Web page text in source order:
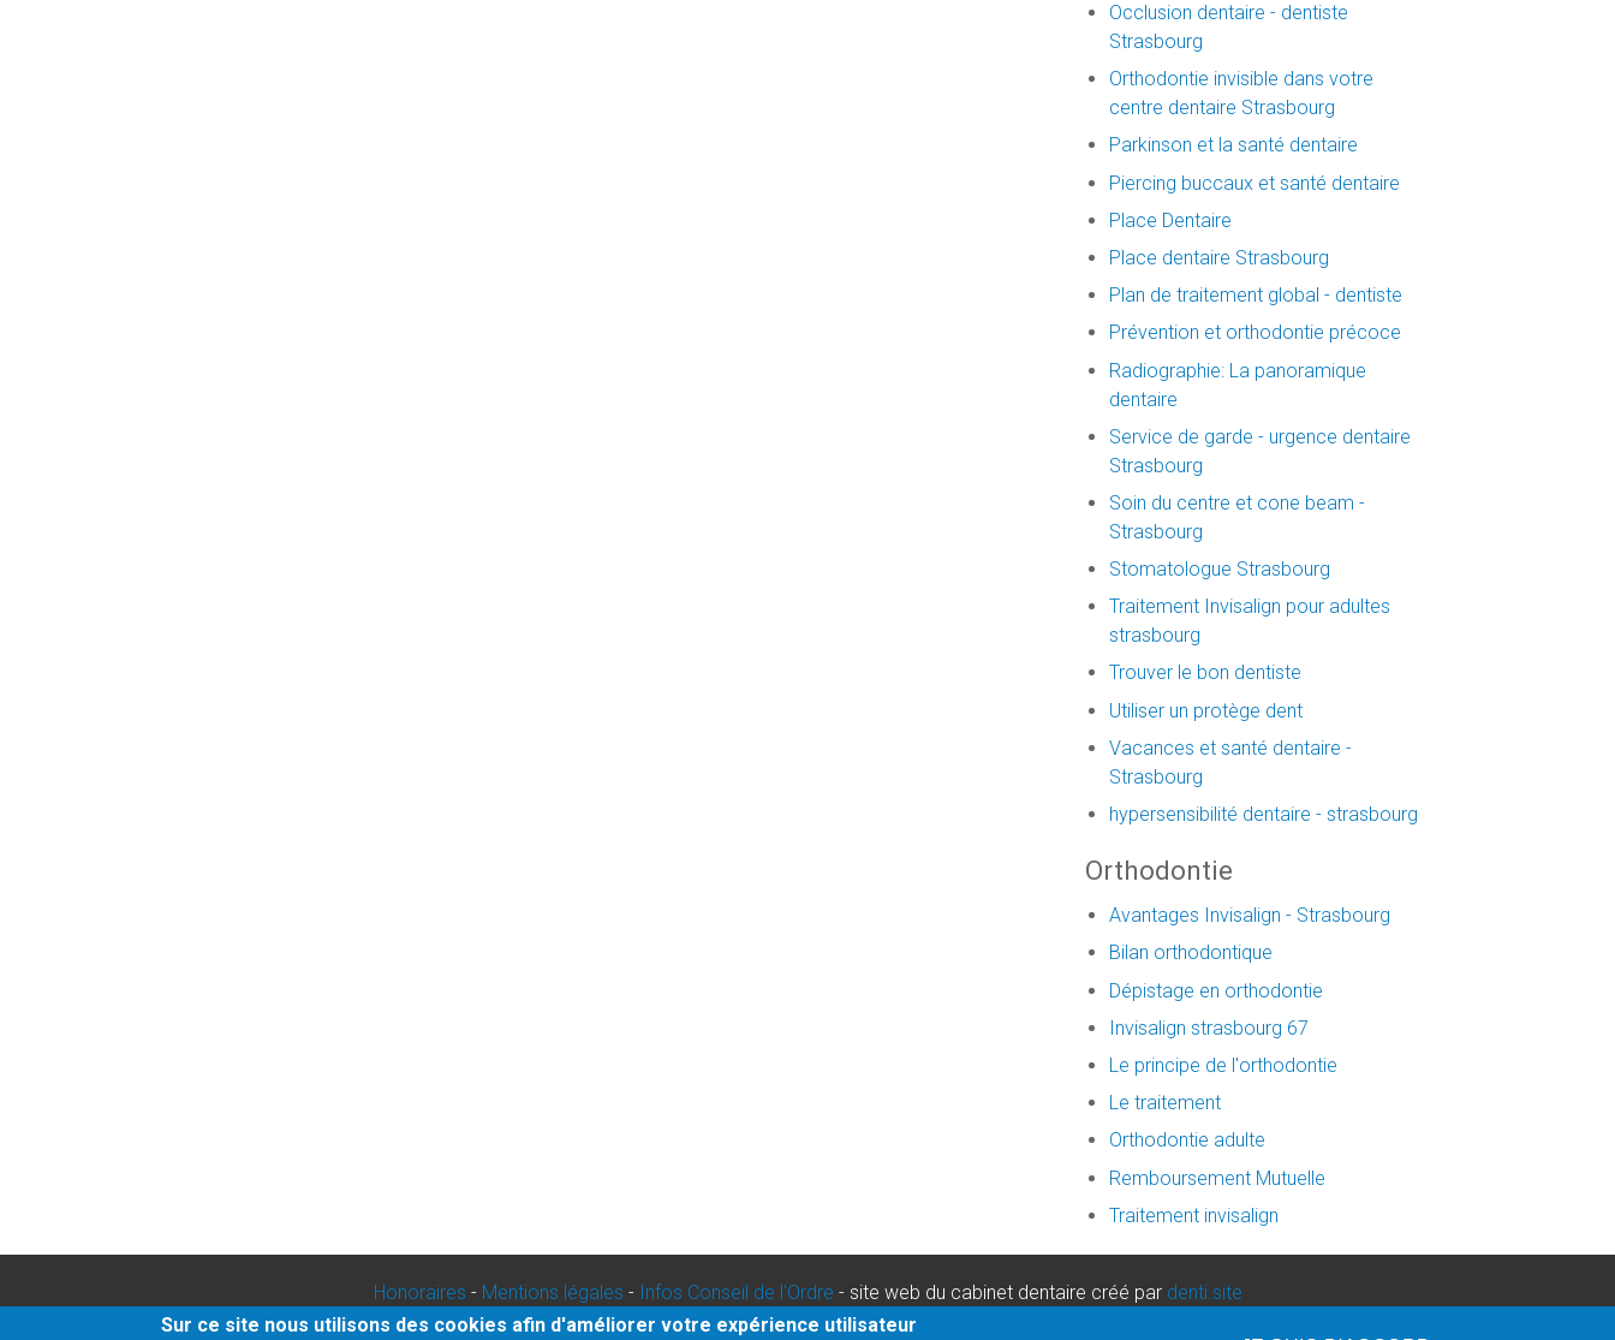
Occlusion dentaire - dentiste
Strasbourg
Orthodontie invisible dans votre
centre dentaire Strasbourg
Parkinson et la santé dentaire
Piercing buccaux et santé dentaire
Place Dentaire
Place dentaire Strasbourg
Plan de traitement global - dentiste
Prévention et orthodontie précoce
Radiographie: La panoramique
dentaire
Service de garde - urgence dentaire
Strasbourg
Soin du centre et cone beam -
Strasbourg
Stomatologue Strasbourg
Traitement Invisalign pour adultes
strasbourg
Trouver le bon dentiste
Utiliser un protège dent
Vacances et santé dentaire -
Strasbourg
hypersensibilité dentaire - strasbourg
Orthodontie
Avantages Invisalign - Strasbourg
Bilan orthodontique
Dépistage en orthodontie
Invisalign strasbourg 67
Le principe de l'orthodontie
Le traitement
Orthodontie adulte
Remboursement Mutuelle
Traitement invisalign
Honoraires - Mentions légales - Infos Conseil de l'Ordre - site web du cabinet dentaire créé par denti.site
urgence dentaire Strasbourg-dentiste paris
Sur ce site nous utilisons des cookies afin d'améliorer votre expérience utilisateur